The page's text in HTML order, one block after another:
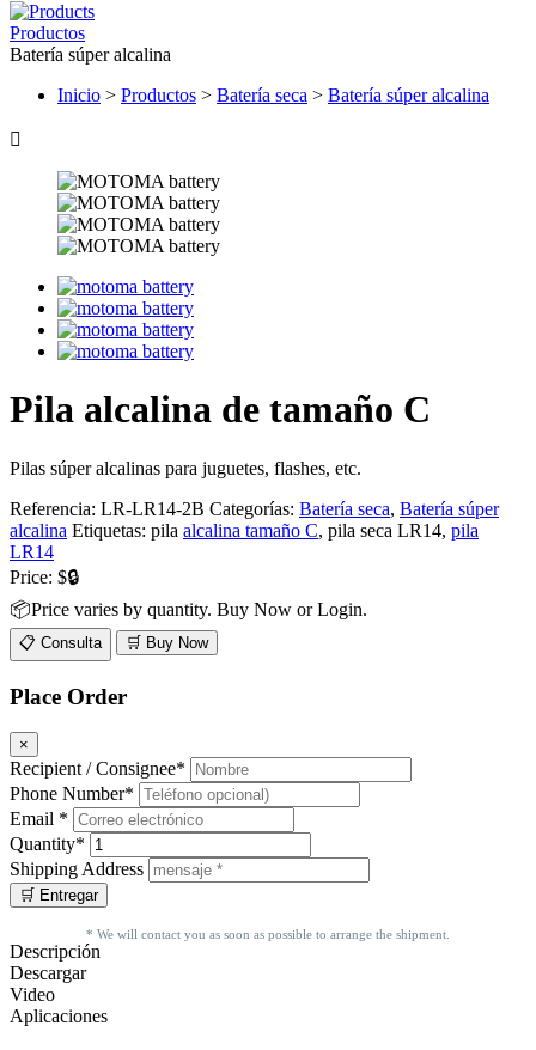
Productos
Batería súper alcalina
Inicio > Productos > Batería seca > Batería súper alcalina

Pila alcalina de tamaño C
Pilas súper alcalinas para juguetes, flashes, etc.
Referencia: LR-LR14-2B Categorías: Batería seca, Batería súper
alcalina Etiquetas: pila alcalina tamaño C, pila seca LR14, pila
LR14
Price: $🔒
📦Price varies by quantity. Buy Now or Login.
📋 Consulta 🛒 Buy Now
Place Order
×
Recipient / Consignee*
Phone Number*
Email *
Quantity*
Shipping Address
* We will contact you as soon as possible to arrange the shipment.
Descripción
Descargar
Video
Aplicaciones